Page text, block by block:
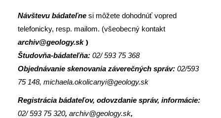
Návštevu bádateľnesi môžete dohodnúť vopred
telefonicky, resp. mailom. (všeobecný kontakt
archiv@geology.sk)
Študovňa-bádateľňa: 02/ 593 75 368
Objednávanie skenovania záverečných správ: 02/593
75 148, michaela.okolicanyi@geology.sk
Registrácia bádateľov, odovzdanie správ, informácie:
02/ 593 75 320, archiv@geology.sk,